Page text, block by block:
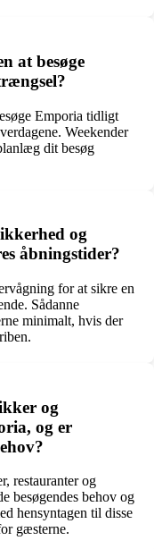
at besøge
Emporia tidligt
Weekender
dit besøg
og
åbningstider?
for at sikre en
Sådanne
minimalt, hvis der
og
og er
restauranter og
besøgendes behov og
hensyntagen til disse
gæsterne.